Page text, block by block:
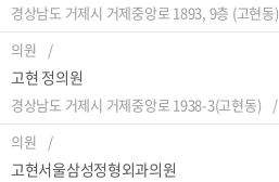
경상남도 거제시 거제중앙로 1893, 9층 (고현동)
의원
고현 정의원
경상남도 거제시 거제중앙로 1938-3(고현동)
의원
고현서울삼성정형외과의원